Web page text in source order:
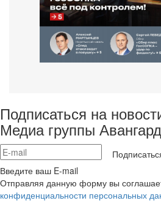
Подписаться на
Медиа группы Авангард
Введите ваш E-mail
Отправляя данную форму вы
конфиденциальности персональных